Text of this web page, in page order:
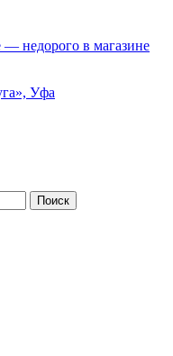
недорого в магазине
Уфа